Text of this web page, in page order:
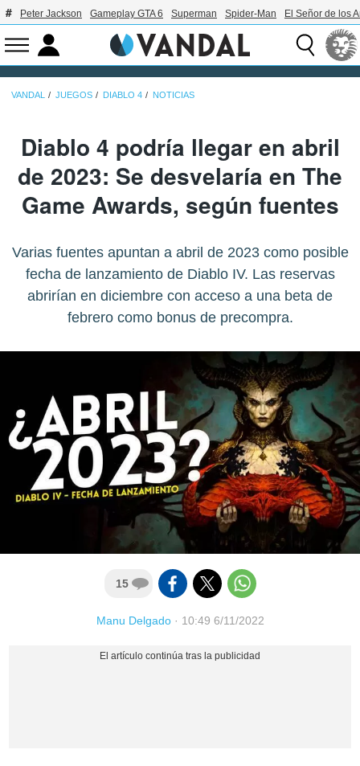
Peter Jackson Gameplay GTA 6 Superman Spider-Man El Señor de los
VANDAL JUEGOS DIABLO 4 NOTICIAS
Diablo 4 podría llegar en abril
de 2023: Se desvelaría en The
Game Awards, según fuentes
Varias fuentes apuntan a abril de 2023 como posible
fecha de lanzamiento de Diablo IV. Las reservas
abrirían en diciembre con acceso a una beta de
febrero como bonus de precompra.
15
Manu Delgado· 10:49 6/11/2022